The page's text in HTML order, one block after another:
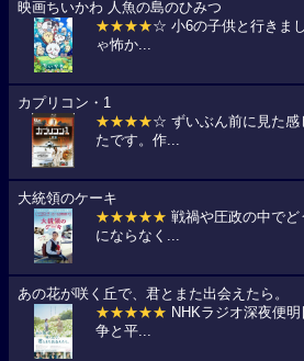
映画ちいかわ 人魚の島のひみつ
★★★★☆ 小6の子供と行きま
ゃ怖か...
カプリコン・1
★★★★☆ ずいぶん前に見た感
たです。作...
大統領のケーキ
★★★★★ 戦禍や圧政の中で
にならなく...
あの花が咲く丘で、君とまた出会えたら。
★★★★★ NHKラジオ深夜便
争と平...